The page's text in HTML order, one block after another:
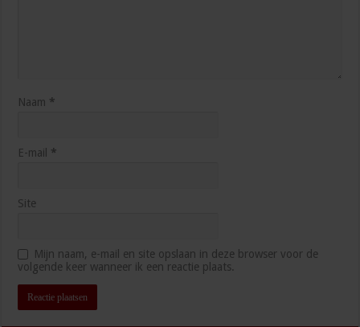
Naam *
E-mail *
Site
Mijn naam, e-mail en site opslaan in deze browser voor de
volgende keer wanneer ik een reactie plaats.